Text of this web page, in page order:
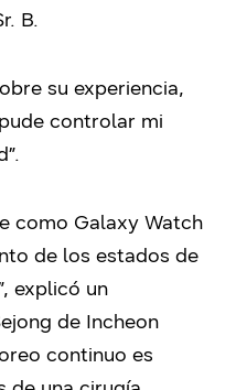
B.
su experiencia,
controlar mi
como Galaxy Watch
de los estados de
explicó un
de Incheon
continuo es